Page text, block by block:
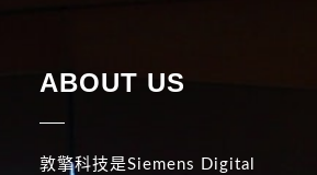
ABOUT US
敦擎科技是Siemens Digital